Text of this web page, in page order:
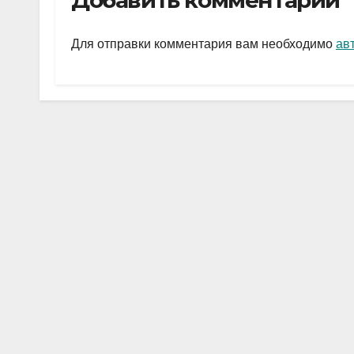
gr
a
s
A
p
а
в
ть
Для отправки комментария вам необходимо